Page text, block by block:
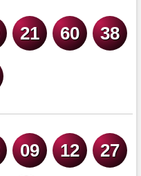
21 60 38
09 12 27